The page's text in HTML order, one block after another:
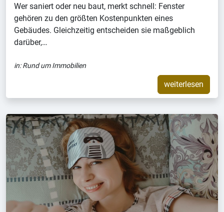
Wer saniert oder neu baut, merkt schnell: Fenster
gehören zu den größten Kostenpunkten eines
Gebäudes. Gleichzeitig entscheiden sie maßgeblich
darüber,…
in:Rund um Immobilien
weiterlesen